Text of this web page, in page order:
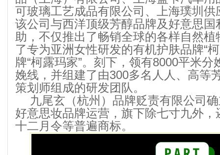
可玻璃工艺成品有限公司、上海璞圳
该公司与西洋顶级芳醇品牌及好意思
助，不仅推出了畅销全球的各样自然
了专为亚洲女性研发的有机护肤品牌“
牌“柯露玛家”。刻下，领有8000平米
娩线，并组建了由300多名人人、高等
策划师组成的研发团队。
九尾玄（杭州）品牌贬责有限公司
好意思妆品牌运营，旗下除七寸九外
十二月令等普遍商标。